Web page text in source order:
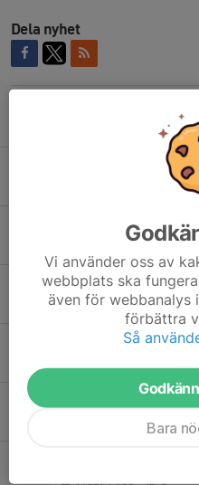
Dela nyhet
Open Ice - Lördag 8/
Ny målvaktstränare
20 apr, 14:19
Märta Palm uttagen
7 apr, 20:11 6
9
4 feb, 14:06 0
Vi använder oss av
webbplats ska
även för webbanalys
förbättra
Så
Bara